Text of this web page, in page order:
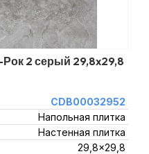
2 серый 29,8x29,8
CDB00032952
Напольная плитка
Настенная плитка
29,8x29,8